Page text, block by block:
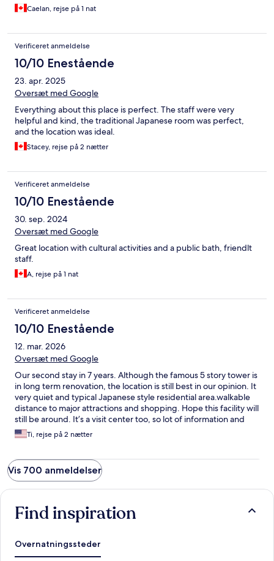
Caelan, rejse på 1 nat
Verificeret anmeldelse
10/10 Enestående
23. apr. 2025
Oversæt med Google
Everything about this place is perfect. The staff were very
helpful and kind, the traditional Japanese room was perfect,
and the location was ideal.
Stacey, rejse på 2 nætter
Verificeret anmeldelse
10/10 Enestående
30. sep. 2024
Oversæt med Google
Great location with cultural activities and a public bath, friendlt
staff.
A, rejse på 1 nat
Verificeret anmeldelse
10/10 Enestående
12. mar. 2026
Oversæt med Google
Our second stay in 7 years. Although the famous 5 story tower is
in long term renovation, the location is still best in our opinion. It
very quiet and typical Japanese style residential area.walkable
distance to major attractions and shopping. Hope this facility will
still be around. It’s a visit center too, so lot of information and
culture activities.
Ti, rejse på 2 nætter
Vis 700 anmeldelser
Find inspiration
Overnatningssteder